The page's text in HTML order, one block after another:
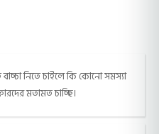
নিতে চাইলে কি কোনো সমস্যা
মতামত চাচ্ছি।